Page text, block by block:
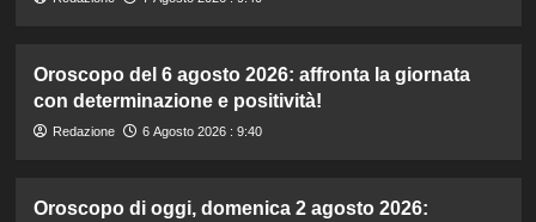
Oroscopo del 6 agosto 2026: affronta la giornata
con determinazione e positività!
Redazione 6 Agosto 2026 : 9:40
Oroscopo di oggi, domenica 2 agosto 2026: